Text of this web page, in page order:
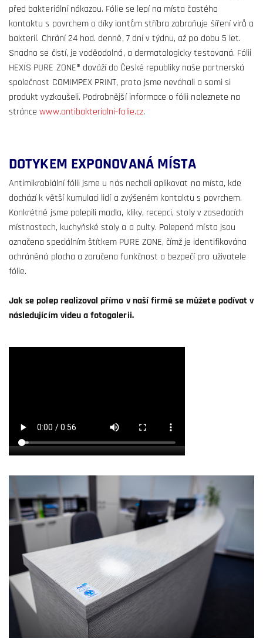
před bakteriální nákazou. Fólie se lepí na místa častého
kontaktu s povrchem a díky iontům stříbra zabraňuje šíření virů a
bakterií. Chrání 24 hod. denně, 7 dní v týdnu, až po dobu 5 let.
Snadno se čistí, je voděodolná, a dermatologicky testovaná. Fólii
HEXIS PURE ZONE® dováží do České republiky naše partnerská
společnost COMIMPEX PRINT, proto jsme neváhali a sami si
produkt vyzkoušeli. Podrobnější informace o fólii naleznete na
stráncewww.antibakterialni-folie.cz.
DOTYKEM EXPONOVANÁ MÍSTA
Antimikrobiální fólii jsme u nás nechali aplikovat na místa, kde
dochází k větší kumulaci lidí a zvýšeném kontaktu s povrchem.
Konkrétně jsme polepili madla, kliky, recepci, stoly v zasedacích
místnostech, kuchyňské stoly a a pulty. Polepená místa jsou
označena speciálním štítkem PURE ZONE, čímž je identifikována
ochráněná plocha a zaručena funkčnost a bezpečí pro uživatele
fólie.
Jak se polep realizoval přímo v naší firmě se můžete podívat v
následujícím videu a fotogalerii.